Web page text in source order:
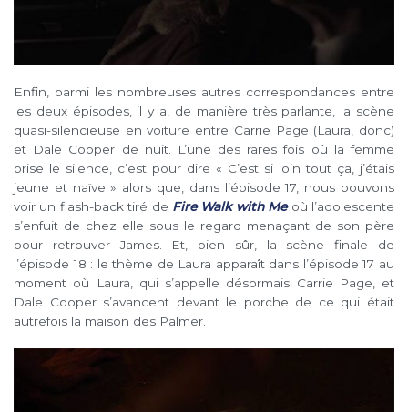
Enfin, parmi les nombreuses autres correspondances entre
les deux épisodes, il y a, de manière très parlante, la scène
quasi-silencieuse en voiture entre Carrie Page (Laura, donc)
et Dale Cooper de nuit. L’une des rares fois où la femme
brise le silence, c’est pour dire « C’est si loin tout ça, j’étais
jeune et naïve » alors que, dans l’épisode 17, nous pouvons
voir un flash-back tiré de Fire Walk with Meoù l’adolescente
s’enfuit de chez elle sous le regard menaçant de son père
pour retrouver James. Et, bien sûr, la scène finale de
l’épisode 18 : le thème de Laura apparaît dans l’épisode 17 au
moment où Laura, qui s’appelle désormais Carrie Page, et
Dale Cooper s’avancent devant le porche de ce qui était
autrefois la maison des Palmer.